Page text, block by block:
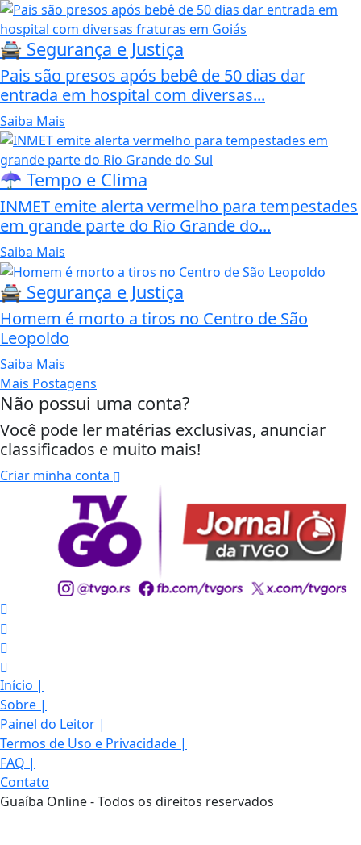
🚔 Segurança e Justiça
Pais são presos após bebê de 50 dias dar
entrada em hospital com diversas...
Saiba Mais
☂️ Tempo e Clima
INMET emite alerta vermelho para tempestades
em grande parte do Rio Grande do...
Saiba Mais
🚔 Segurança e Justiça
Homem é morto a tiros no Centro de São
Leopoldo
Saiba Mais
Mais Postagens
Não possui uma conta?
Você pode ler matérias exclusivas, anunciar
classificados e muito mais!
Criar minha conta
Início |
Sobre |
Painel do Leitor |
Termos de Uso e Privacidade |
FAQ |
Contato
Guaíba Online - Todos os direitos reservados